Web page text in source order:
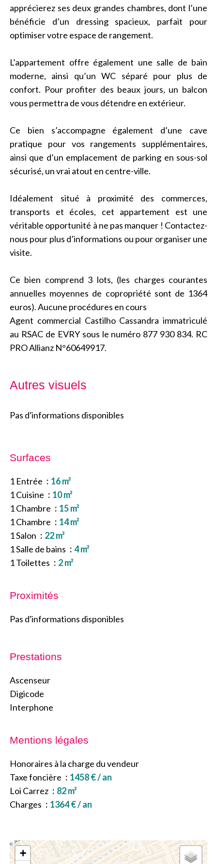
apprécierez ses deux grandes chambres, dont l’une
bénéficie d’un dressing spacieux, parfait pour
optimiser votre espace de rangement.
L’appartement offre également une salle de bain
moderne, ainsi qu’un WC séparé pour plus de
confort. Pour profiter des beaux jours, un balcon
vous permettra de vous détendre en extérieur.
Ce bien s’accompagne également d’une cave
pratique pour vos rangements supplémentaires,
ainsi que d’un emplacement de parking en sous-sol
sécurisé, un vrai atout en centre-ville.
Idéalement situé à proximité des commerces,
transports et écoles, cet appartement est une
véritable opportunité à ne pas manquer ! Contactez-
nous pour plus d’informations ou pour organiser une
visite.
Ce bien comprend 3 lots, (les charges courantes
annuelles moyennes de copropriété sont de 1364
euros). Aucune procédures en cours
Agent commercial Castilho Cassandra immatriculé
au RSAC de EVRY sous le numéro 877 930 834. RC
PRO Allianz N°60649917.
Autres visuels
Pas d'informations disponibles
Surfaces
1 Entrée
16 m²
1 Cuisine
10 m²
1 Chambre
15 m²
1 Chambre
14 m²
1 Salon
22 m²
1 Salle de bains
4 m²
1 Toilettes
2 m²
Proximités
Pas d'informations disponibles
Prestations
Ascenseur
Digicode
Interphone
Mentions légales
Honoraires à la charge du vendeur
Taxe foncière
1458 € / an
Loi Carrez
82 m²
Charges
1364 € / an
+